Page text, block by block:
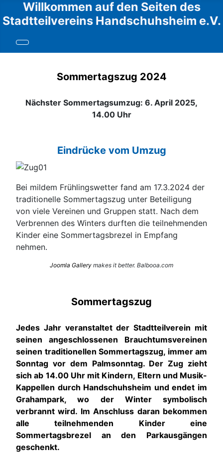
Willkommen auf den Seiten des
Stadtteilvereins Handschuhsheim e.V.
Sommertagszug 2024
Nächster Sommertagsumzug: 6. April 2025,
14.00 Uhr
Eindrücke vom Umzug
Bei mildem Frühlingswetter fand am 17.3.2024 der
traditionelle Sommertagszug unter Beteiligung
von viele Vereinen und Gruppen statt. Nach dem
Verbrennen des Winters durften die teilnehmenden
Kinder eine Sommertagsbrezel in Empfang
nehmen.
Joomla Gallery makes it better. Balbooa.com
Sommertagszug
Jedes Jahr veranstaltet der Stadtteilverein mit
seinen angeschlossenen Brauchtumsvereinen
seinen traditionellen Sommertagszug, immer am
Sonntag vor dem Palmsonntag. Der Zug zieht
sich ab 14.00 Uhr mit Kindern, Eltern und Musik-
Kappellen durch Handschuhsheim und endet im
Grahampark, wo der Winter symbolisch
verbrannt wird. Im Anschluss daran bekommen
alle teilnehmenden Kinder eine
Sommertagsbrezel an den Parkausgängen
geschenkt.